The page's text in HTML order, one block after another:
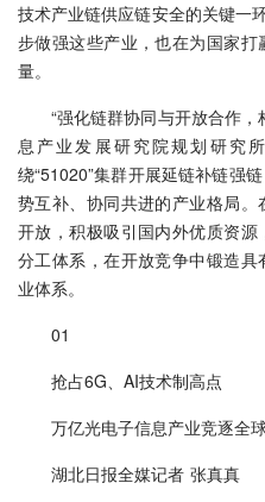
技术产业链供应链安全的关键一
步做强这些产业，也在为国家
量。
“强化链群协同与开放合作
息产业发展研究院规划研究
绕“51020”集群开展延链补链强
势互补、协同共进的产业格局
开放，积极吸引国内外优质资
分工体系，在开放竞争中锻造
业体系。
01
抢占6G、AI技术制高点
万亿光电子信息产业竞逐全
湖北日报全媒记者 张真真